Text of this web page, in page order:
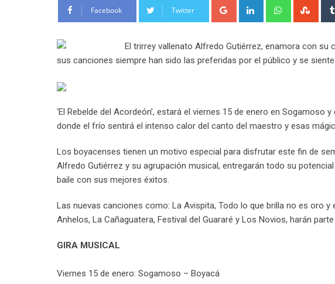
Facebook Twitter Google+ LinkedIn Whatsapp
El trirrey vallenato Alfredo Gutiérrez, enamora con
sus canciones siempre han sido las preferidas por el público y se
‘El Rebelde del Acordeón’, estará el viernes 15 de enero en
donde el frío sentirá el intenso calor del canto del maestro y esas
Los boyacenses tienen un motivo especial para disfrutar este fin de
Alfredo Gutiérrez y su agrupación musical, entregarán todo su
baile con sus mejores éxitos.
Las nuevas canciones como: La Avispita, Todo lo que brilla no es oro
Anhelos, La Cañaguatera, Festival del Guararé y Los Novios, harán
GIRA MUSICAL
Viernes 15 de enero: Sogamoso – Boyacá